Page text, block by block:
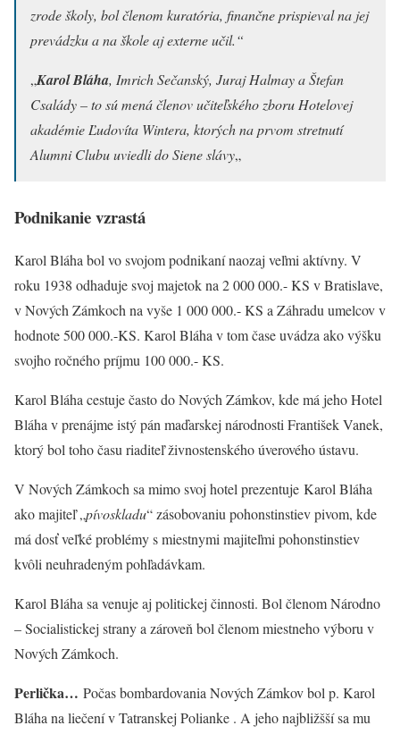
zrode školy, bol členom kuratória, finančne prispieval na jej
prevádzku a na škole aj externe učil.“
„Karol Bláha, Imrich Sečanský, Juraj Halmay a Štefan
Családy – to sú mená členov učiteľského zboru Hotelovej
akadémie Ľudovíta Wintera, ktorých na prvom stretnutí
Alumni Clubu uviedli do Siene slávy„
Podnikanie vzrastá
Karol Bláha bol vo svojom podnikaní naozaj veľmi aktívny. V
roku 1938 odhaduje svoj majetok na 2 000 000.- KS v Bratislave,
v Nových Zámkoch na vyše 1 000 000.- KS a Záhradu umelcov v
hodnote 500 000.-KS. Karol Bláha v tom čase uvádza ako výšku
svojho ročného príjmu 100 000.- KS.
Karol Bláha cestuje často do Nových Zámkov, kde má jeho Hotel
Bláha v prenájme istý pán maďarskej národnosti František Vanek,
ktorý bol toho času riaditeľ živnostenského úverového ústavu.
V Nových Zámkoch sa mimo svoj hotel prezentuje Karol Bláha
ako majiteľ „pívoskladu“ zásobovaniu pohonstinstiev pivom, kde
má dosť veľké problémy s miestnymi majiteľmi pohonstinstiev
kvôli neuhradeným pohľadávkam.
Karol Bláha sa venuje aj politickej činnosti. Bol členom Národno
– Socialistickej strany a zároveň bol členom miestneho výboru v
Nových Zámkoch.
Perlička… Počas bombardovania Nových Zámkov bol p. Karol
Bláha na liečení v Tatranskej Polianke . A jeho najbližšší sa mu